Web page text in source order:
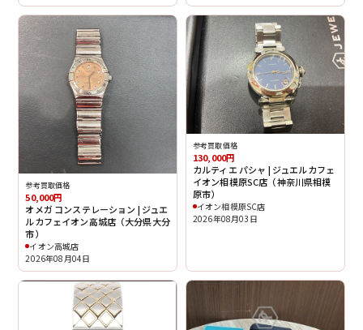
参考買取価格
50,000円
オメガ コンステレーション | ジュエ
ルカフェイオン高城店（大分県大分
市）
イオン高城店
2026年08月04日
参考買取価格
130,000円
カルティエ パシャ | ジュエルカフェ
イオン相模原SC店（神奈川県相模
原市）
イオン相模原SC店
2026年08月03日